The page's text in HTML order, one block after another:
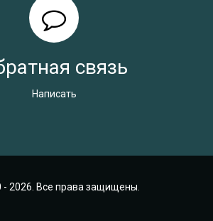
связь
Написать
2026. Все права защищены.